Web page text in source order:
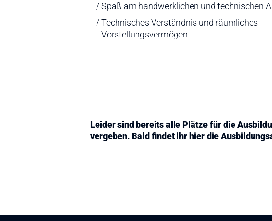
Spaß am handwerklichen und technischen
Technisches Verständnis und räumliches
Vorstellungsvermögen
Leider sind bereits alle Plätze für die
vergeben. Bald findet ihr hier die